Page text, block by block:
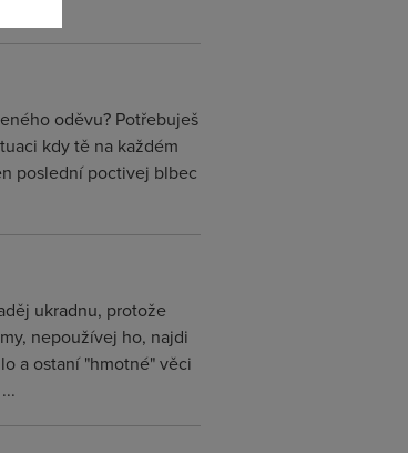
...
oděvu? Potřebuješ
kdy tě na každém
poslední poctivej blbec
ukradnu, protože
nepoužívej ho, najdi
a ostaní "hmotné" věci